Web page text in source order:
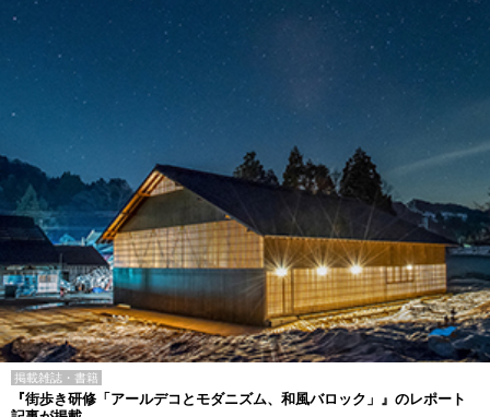
掲載雑誌・書籍
『街歩き研修「アールデコとモダニズム、和風バロック」』のレポート